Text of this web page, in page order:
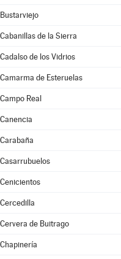
Bustarviejo
Cabanillas de la Sierra
Cadalso de los Vidrios
Camarma de Esteruelas
Campo Real
Canencia
Carabaña
Casarrubuelos
Cenicientos
Cercedilla
Cervera de Buitrago
Chapinería